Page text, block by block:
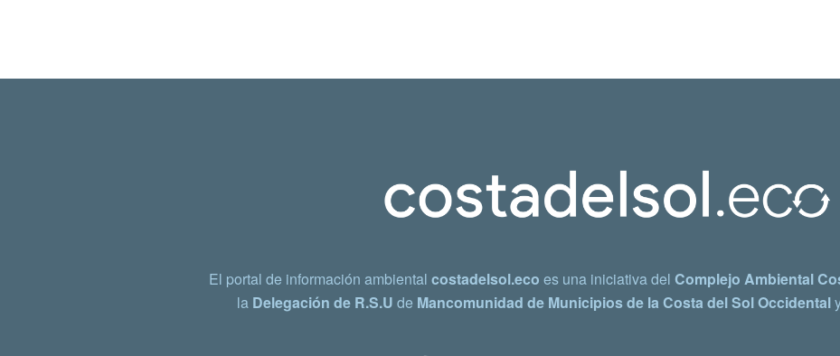
El portal de información ambiental costadelsol.eco es una iniciativa del Complejo Ambiental
la Delegación de R.S.U de Mancomunidad de Municipios de la Costa del Sol Occidental